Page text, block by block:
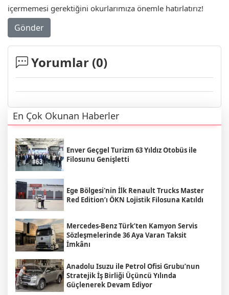
içermemesi gerektiğini okurlarımıza önemle hatırlatırız!
Gönder
Yorumlar (0)
En Çok Okunan Haberler
Enver Geçgel Turizm 63 Yıldız Otobüs ile
Filosunu Genişletti
Ege Bölgesi'nin İlk Renault Trucks Master
Red Edition’ı ÖKN Lojistik Filosuna Katıldı
Mercedes-Benz Türk’ten Kamyon Servis
Sözleşmelerinde 36 Aya Varan Taksit
İmkânı
Anadolu Isuzu ile Petrol Ofisi Grubu’nun
Stratejik İş Birliği Üçüncü Yılında
Güçlenerek Devam Ediyor